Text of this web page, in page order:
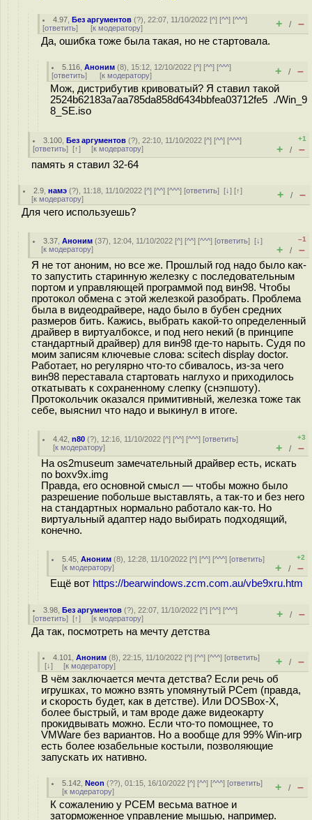
4.97 ,Без аргументов (?), 22:07, 11/10/2022 [^] [^^] [^^^]
[ответить] [к модератору] + / –
Да, ошибка тоже была такая, но не стартовала.
5.116 ,Аноним (8), 15:12, 12/10/2022 [^] [^^] [^^^]
[ответить] [к модератору] + / –
Мож, дистрибутив кривоватый? Я ставил такой
2524b62183a7aa785da858d6434bbfea03712fe5 ./Win_9
8_SE.iso
3.100 ,Без аргументов (?), 22:10, 11/10/2022 [^] [^^] [^^^]
[ответить] [↑] [к модератору]
+1
+ / –
память я ставил 32-64
2.9 ,намэ (?), 11:18, 11/10/2022 [^] [^^] [^^^] [ответить][↓] [↑]
[к модератору] + / –
Для чего используешь?
3.37 ,Аноним (37), 12:04, 11/10/2022 [^] [^^] [^^^] [ответить][↓]
[к модератору]
–1
+ / –
Я не тот аноним, но все же. Прошлый год надо было как-
то запустить старинную железку с последовательным
портом и управляющей программой под вин98. Чтобы
протокол обмена с этой железкой разобрать. Проблема
была в видеодрайвере, надо было в бубен средних
размеров бить. Кажись, выбрать какой-то определенный
драйвер в виртуалбоксе, и под него некий (в принципе
стандартный драйвер) для вин98 где-то нарыть. Судя по
моим записям ключевые слова: scitech display doctor.
Работает, но регулярно что-то сбивалось, из-за чего
вин98 переставала стартовать наглухо и приходилось
откатывать к сохраненному слепку (снэпшоту).
Протокольчик оказался примитивный, железка тоже так
себе, выяснил что надо и выкинул в итоге.
4.42 ,n80 (?), 12:16, 11/10/2022 [^] [^^] [^^^] [ответить]
[к модератору]
+3
+ / –
На os2museum замечательный драйвер есть, искать
по boxv9x.img
Правда, его основной смысл — чтобы можно было
разрешение побольше выставлять, а так-то и без него
на стандартных нормально работало как-то. Но
виртуальный адаптер надо выбирать подходящий,
конечно.
5.45 ,Аноним (8), 12:28, 11/10/2022 [^] [^^] [^^^] [ответить]
[к модератору]
+2
+ / –
Ещё вот https://bearwindows.zcm.com.au/vbe9xru.htm
3.98 ,Без аргументов (?), 22:07, 11/10/2022 [^] [^^] [^^^]
[ответить] [↑] [к модератору] + / –
Да так, посмотреть на мечту детства
4.101 ,Аноним (8), 22:15, 11/10/2022 [^] [^^] [^^^] [ответить]
[↓] [к модератору] + / –
В чём заключается мечта детства? Если речь об
игрушках, то можно взять упомянутый PCem (правда,
и скорость будет, как в детстве). Или DOSBox-X,
более быстрый, и там вроде даже видеокарту
прокидвывать можно. Если что-то помощнее, то
VMWare без вариантов. Но а вообще для 99% Win-игр
есть более юзабельные костыли, позволяющие
запускать их нативно.
5.142 ,Neon (??), 01:15, 16/10/2022 [^] [^^] [^^^] [ответить]
[к модератору] + / –
К сожалению у PCEM весьма ватное и
заторможенное управление мышью, например.